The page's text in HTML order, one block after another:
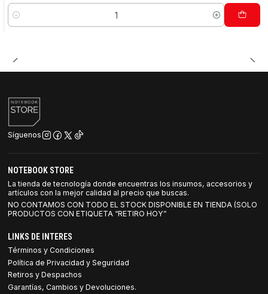
Cantidad
Síguenos
NOTEBOOK STORE
La tienda de tecnología donde encuentras los insumos, accesorios y
artículos con la mejor calidad al precio que buscas.
NO CONTAMOS CON TODO EL STOCK DISPONIBLE EN TIENDA (SOLO
PRODUCTOS CON ETIQUETA “RETIRO HOY”
LINKS DE INTERES
Términos y Condiciones
Política de Privacidad y Seguridad
Retiros y Despachos
Garantías, Cambios y Devoluciones.